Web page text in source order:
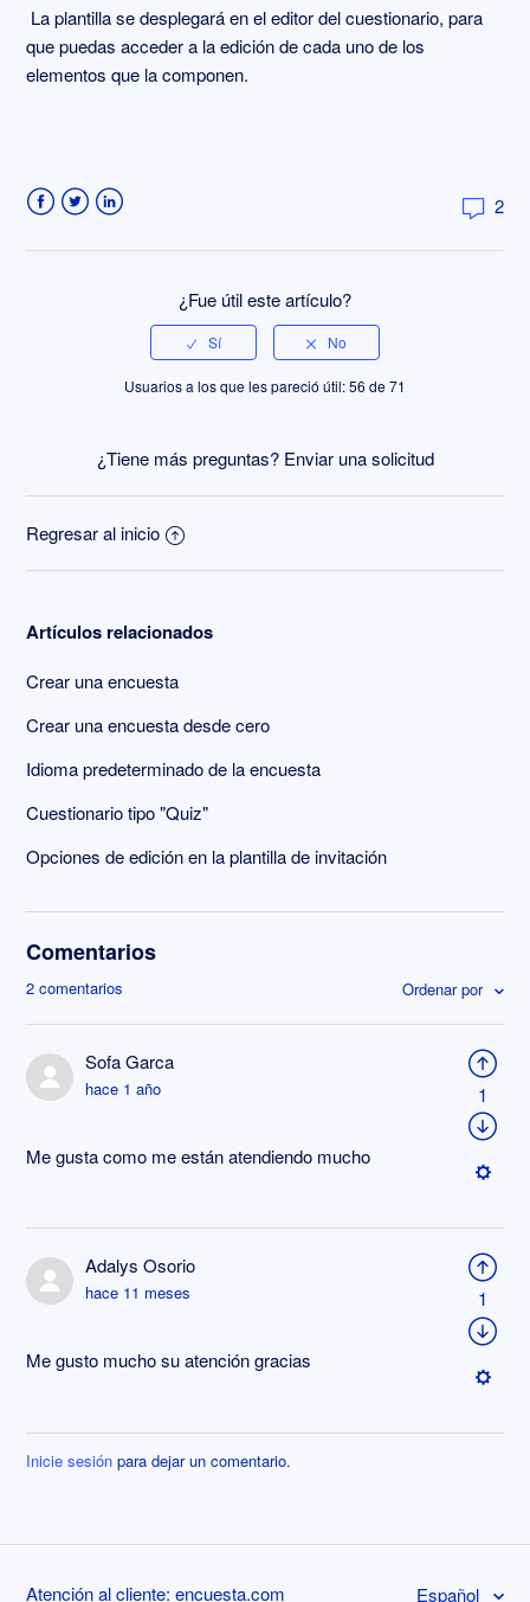
La plantilla se desplegará en el editor del cuestionario, para
que puedas acceder a la edición de cada uno de los
elementos que la componen.
2
¿Fue útil este artículo?
Usuarios a los que les pareció útil: 56 de 71
¿Tiene más preguntas? Enviar una solicitud
Regresar al inicio
Artículos relacionados
Crear una encuesta
Crear una encuesta desde cero
Idioma predeterminado de la encuesta
Cuestionario tipo "Quiz"
Opciones de edición en la plantilla de invitación
Comentarios
2 comentarios Ordenar por
Sofa Garca
hace 1 año
Me gusta como me están atendiendo mucho
1
Adalys Osorio
hace 11 meses
Me gusto mucho su atención gracias
1
Inicie sesión para dejar un comentario.
Atención al cliente: encuesta.com Español